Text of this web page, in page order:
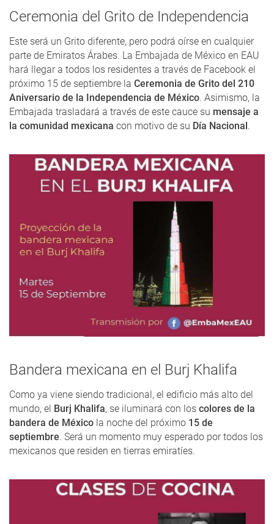
Ceremonia del Grito de Independencia
Este será un Grito diferente, pero podrá oírse en cualquier
parte de Emiratos Árabes. La Embajada de México en EAU
hará llegar a todos los residentes a través de Facebook el
próximo 15 de septiembre la Ceremonia de Grito del 210
Aniversario de la Independencia de México. Asimismo, la
Embajada trasladará a través de este cauce su mensaje a
la comunidad mexicana con motivo de su Día Nacional.
Bandera mexicana en el Burj Khalifa
Como ya viene siendo tradicional, el edificio más alto del
mundo, el Burj Khalifa, se iluminará con los colores de la
bandera de México la noche del próximo 15 de
septiembre. Será un momento muy esperado por todos los
mexicanos que residen en tierras emiratíes.